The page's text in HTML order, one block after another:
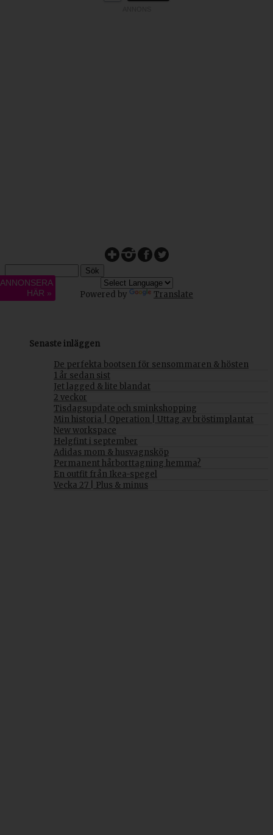
Powered by Translate
Senaste inläggen
De perfekta bootsen för sensommaren & hösten
1 år sedan sist
Jet lagged & lite blandat
2 veckor
Tisdagsupdate och sminkshopping
Min historia | Operation | Uttag av bröstimplantat
New workspace
Helgfint i september
Adidas mom & husvagnsköp
Permanent hårborttagning hemma?
En outfit från Ikea-spegel
Vecka 27 | Plus & minus
ANNONSERA
HÄR »